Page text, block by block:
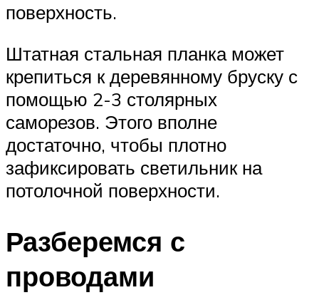
поверхность.
Штатная стальная планка может
крепиться к деревянному бруску с
помощью 2-3 столярных
саморезов. Этого вполне
достаточно, чтобы плотно
зафиксировать светильник на
потолочной поверхности.
Разберемся с
проводами